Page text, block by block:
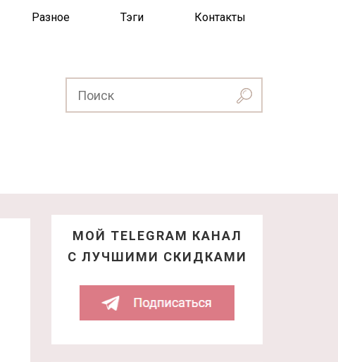
Разное Тэги Контакты
МОЙ TELEGRAM КАНАЛ
С ЛУЧШИМИ СКИДКАМИ